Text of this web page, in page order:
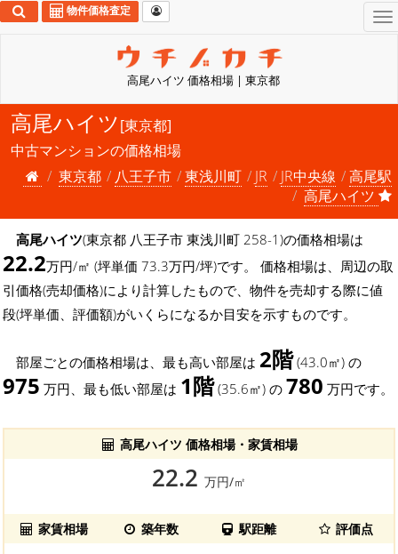
高尾ハイツ 価格相場 | 東京都
物件価格査定
高尾ハイツ[東京都]
中古マンションの価格相場
東京都
八王子市 東浅川町 JR JR中央線
高尾駅
高尾ハイツ
高尾ハイツ(東京都 八王子市 東浅川町 258-1)の価格相場は
22.2万円/㎡ (坪単価 73.3万円/坪)です。 価格相場は、周辺の取
引価格(売却価格)により計算したもので、物件を売却する際に値
段(坪単価、評価額)がいくらになるか目安を示すものです。
部屋ごとの価格相場は、最も高い部屋は 2階(43.0㎡) の
975 万円、最も低い部屋は 1階(35.6㎡) の 780 万円です。
高尾ハイツ 価格相場・家賃相場
22.2 万円/㎡
家賃相場 築年数 駅距離 評価点